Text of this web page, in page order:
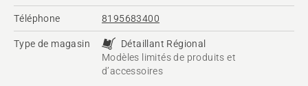
Téléphone 8195683400
Type de magasin
Détaillant Régional
Modèles limités de produits et
d’accessoires